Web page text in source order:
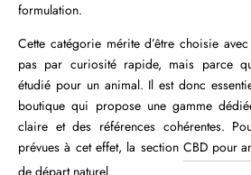
formulation.
Cette catégorie mérite d’être choisie
pas par curiosité rapide, mais parce
étudié pour un animal. Il est donc
boutique qui propose une gamme
claire et des références cohérentes.
prévues à cet effet, la section CBD pour